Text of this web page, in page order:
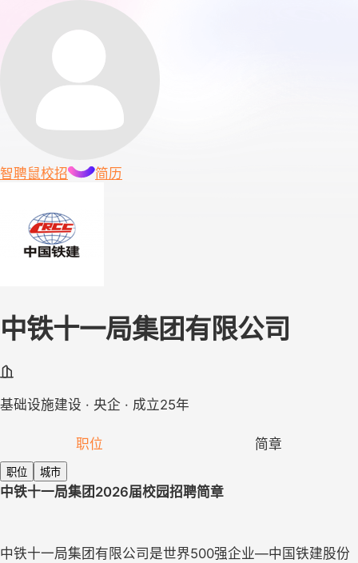
智聘鼠校招 简历
中铁十一局集团有限公司
基础设施建设 · 央企 · 成立25年
职位 简章
职位 城市
中铁十一局集团 2026届校园招聘简章
中铁十一局集团有限公司是世界500强企业—中国铁建股份